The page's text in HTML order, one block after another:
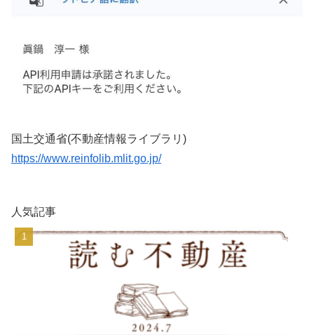
国土交通省(不動産情報ライブラリ)
https://www.reinfolib.mlit.go.jp/
人気記事